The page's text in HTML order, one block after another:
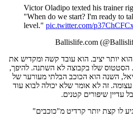
Victor Oladipo texted his trainer
"When do we start? I'm ready to
level." pic.twitter.com/
בגיל שבו הוא יותר יציב. הוא עובד קשה ומקדיש את
הסטטוס שלו בקבוצה לא השתנה. להיפך,
השנה הוא הכוכב הבלתי מעורער של
זה לא אומר שלא יכולה לבוא עוד
עדיין שיפורים קטנים.
לו קצת יותר קרדיט מ"כוכבים"